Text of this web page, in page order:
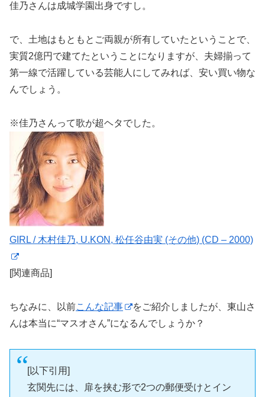
佳乃さんは成城学園出身ですし。
で、土地はもともとご両親が所有していたということで、
実質2億円で建てたということになりますが、夫婦揃って
第一線で活躍している芸能人にしてみれば、安い買い物な
んでしょう。
※佳乃さんって歌が超ヘタでした。
GIRL / 木村佳乃, U.KON, 松任谷由実 (その他) (CD – 2000)
[関連商品]
ちなみに、以前こんな記事
をご紹介しましたが、東山さ
んは本当に“マスオさん”になるんでしょうか？
[以下引用]
玄関先には、扉を挟む形で2つの郵便受けとイン